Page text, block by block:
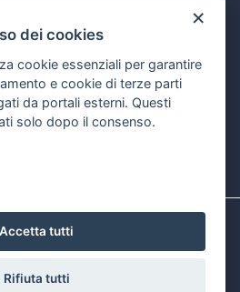
×
dei cookies
cookie essenziali per garantire
e cookie di terze parti
da portali esterni. Questi
solo dopo il consenso.
Accetta tutti
Rifiuta tutti